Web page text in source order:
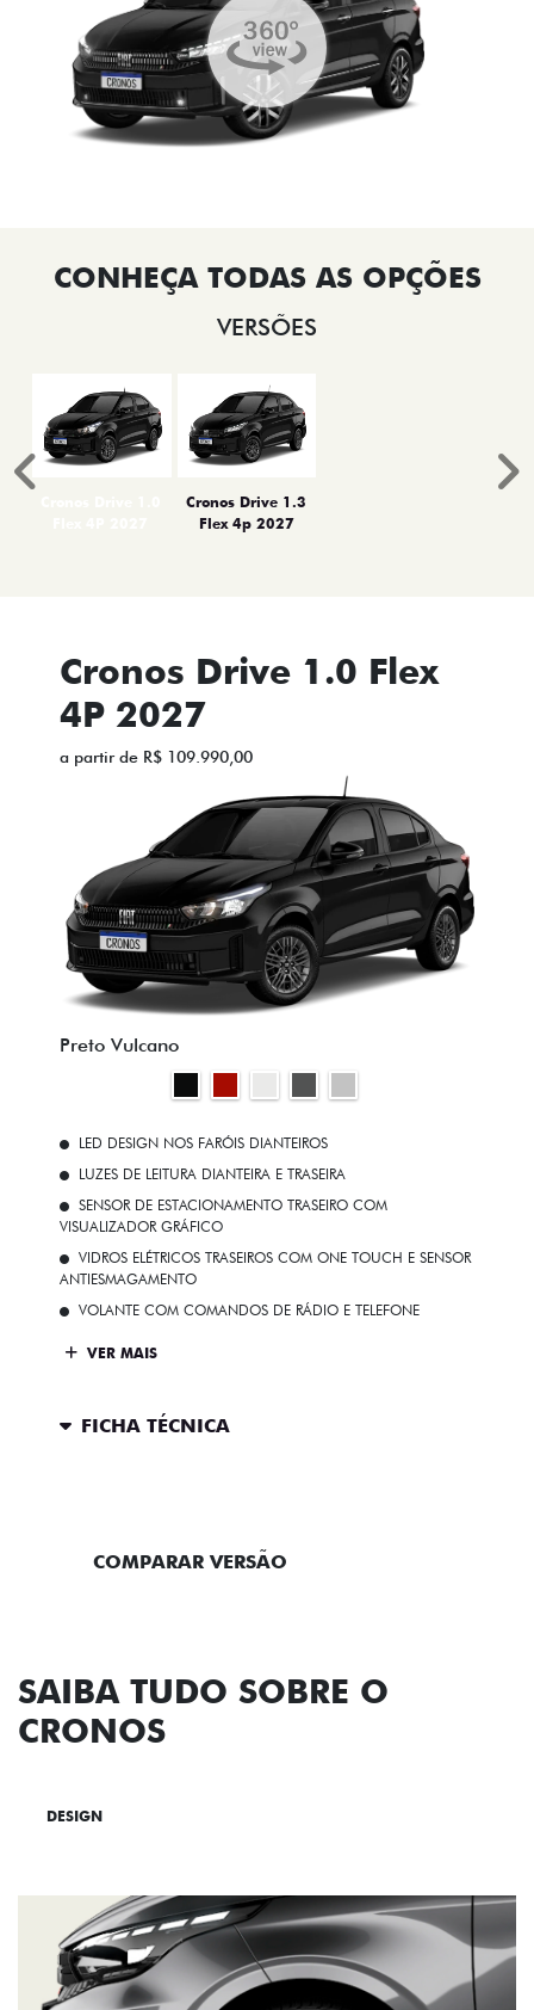
VERSÕES
Cronos Drive 1.3
Flex 4p 2027
Anterior
Cronos Drive 1.0 Flex
4P 2027
a partir de R$ 109.990,00
Preto Vulcano
LED DESIGN NOS FARÓIS DIANTEIROS
LUZES DE LEITURA DIANTEIRA E TRASEIRA
SENSOR DE ESTACIONAMENTO TRASEIRO COM
VISUALIZADOR GRÁFICO
VIDROS ELÉTRICOS TRASEIROS COM ONE TOUCH E SENSOR
ANTIESMAGAMENTO
VOLANTE COM COMANDOS DE RÁDIO E TELEFONE
VER MAIS
FICHA TÉCNICA
COMPARAR VERSÃO
SAIBA TUDO SOBRE O
CRONOS
DESIGN